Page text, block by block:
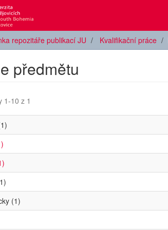
repozitáře publikací JU Kvalifikační práce
předmětu
1-10 z 1
(1)